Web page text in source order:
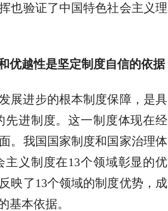
也验证了中国特色社会主义理
优越性是坚定制度自信的依据
展进步的根本制度保障，是具
进制度。这一制度体现在经
。我国国家制度和国家治理体
主义制度在13个领域彰显的优
映了13个领域的制度优势，成
基本依据。